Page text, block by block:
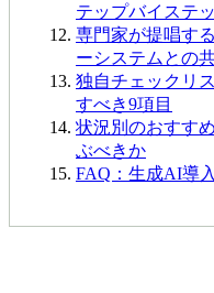
テップバイステ
専門家が提唱す
ーシステムとの
独自チェックリ
すべき9項目
状況別のおすす
ぶべきか
FAQ：生成AI導